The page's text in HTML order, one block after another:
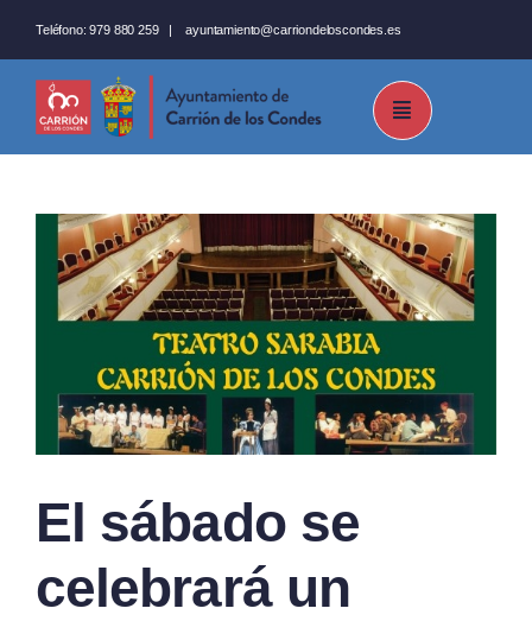
al
contenido
Teléfono: 979 880 259 |ayuntamiento@carriondeloscondes.es
El sábado se
celebrará un